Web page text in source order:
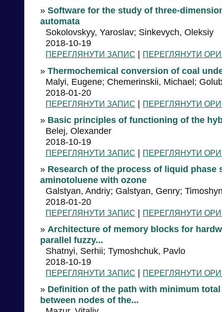
» Software for the study of three-
automata
Sokolovskyy, Yaroslav; Sinkevych, Oleksiy
2018-10-19
ПЕРЕГЛЯНУТИ ЗАПИС | ПЕРЕГЛЯНУТИ
» Thermochemical conversion of coal
Malyi, Eugene; Chemerinskii, Michael;
2018-01-20
ПЕРЕГЛЯНУТИ ЗАПИС | ПЕРЕГЛЯНУТИ
» Basic principles of functioning of the
Belej, Olexander
2018-10-19
ПЕРЕГЛЯНУТИ ЗАПИС | ПЕРЕГЛЯНУТИ
» Research of the process of liquid phase
aminotoluene with ozone
Galstyan, Andriy; Galstyan, Genry;
2018-01-20
ПЕРЕГЛЯНУТИ ЗАПИС | ПЕРЕГЛЯНУТИ
» Architecture of memory blocks for
parallel fuzzy...
Shatnyi, Serhii; Tymoshchuk, Pavlo
2018-10-19
ПЕРЕГЛЯНУТИ ЗАПИС | ПЕРЕГЛЯНУТИ
» Definition of the path with minimum
between nodes of the...